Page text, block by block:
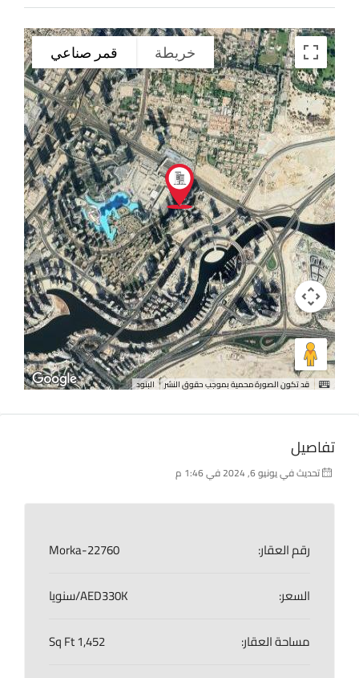
خريطة قمر صناعي
قد تكون الصورة محمية بموجب حقوق النشر البنود
تفاصيل
تحديث في يونيو 6, 2024 في 1:46 م
رقم العقار:
Morka-22760
السعر:
AED330K/سنويا
مساحة العقار:
1,452 Sq Ft